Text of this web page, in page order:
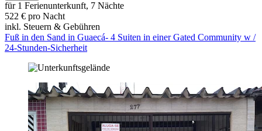
für 1 Ferienunterkunft, 7 Nächte
522 € pro Nacht
inkl. Steuern & Gebühren
Fuß in den Sand in Guaecá- 4 Suiten in einer Gated Community w /
24-Stunden-Sicherheit